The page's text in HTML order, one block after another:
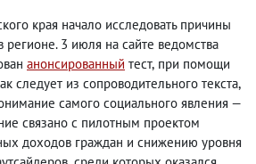
края начало исследовать причины
регионе. 3 июля на сайте ведомства
анонсированный тест, при помощи
следует из сопроводительного текста,
самого социального явления —
связано с пилотным проектом
доходов граждан и снижению уровня